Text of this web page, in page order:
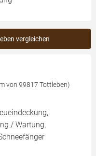
vergleichen
von 99817 Tottleben)
/ Wartung,